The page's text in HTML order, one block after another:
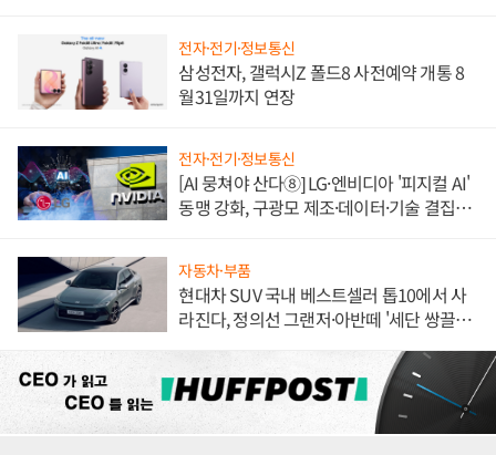
전자·전기·정보통신
삼성전자, 갤럭시Z 폴드8 사전예약 개통 8
월31일까지 연장
전자·전기·정보통신
[AI 뭉쳐야 산다⑧] LG·엔비디아 '피지컬 AI'
동맹 강화, 구광모 제조·데이터·기술 결집
자동차·부품
현대차 SUV 국내 베스트셀러 톱10에서 사
라진다, 정의선 그랜저·아반떼 '세단 쌍끌